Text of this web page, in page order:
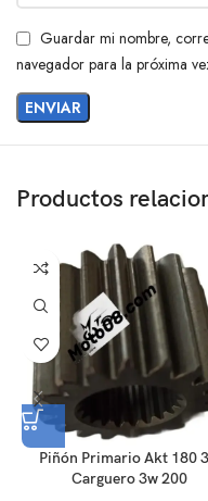
Guardar mi nombre,
navegador para la próxima
Productos
Piñón Primario Akt 180
Carguero 3w 200